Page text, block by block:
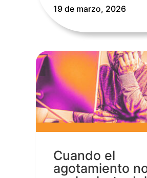
19 de marzo, 2026
Cuando el
agotamiento